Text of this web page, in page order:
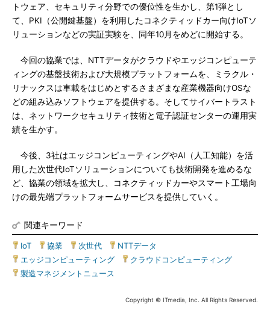
トウェア、セキュリティ分野での優位性を生かし、第1弾とし
て、PKI（公開鍵基盤）を利用したコネクティッドカー向けIoTソ
リューションなどの実証実験を、同年10月をめどに開始する。
今回の協業では、NTTデータがクラウドやエッジコンピューテ
ィングの基盤技術および大規模プラットフォームを、ミラクル・
リナックスは車載をはじめとするさまざまな産業機器向けOSな
どの組み込みソフトウェアを提供する。そしてサイバートラスト
は、ネットワークセキュリティ技術と電子認証センターの運用実
績を生かす。
今後、3社はエッジコンピューティングやAI（人工知能）を活
用した次世代IoTソリューションについても技術開発を進めるな
ど、協業の領域を拡大し、コネクティッドカーやスマート工場向
けの最先端プラットフォームサービスを提供していく。
関連キーワード
IoT 協業 次世代 NTTデータ
エッジコンピューティング
クラウドコンピューティング
製造マネジメントニュース
Copyright © ITmedia, Inc. All Rights Reserved.